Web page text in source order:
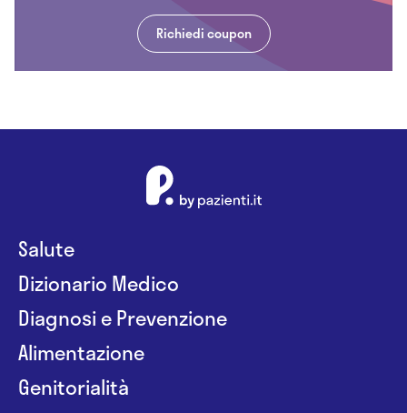
Richiedi coupon
Salute
Dizionario Medico
Diagnosi e Prevenzione
Alimentazione
Genitorialità